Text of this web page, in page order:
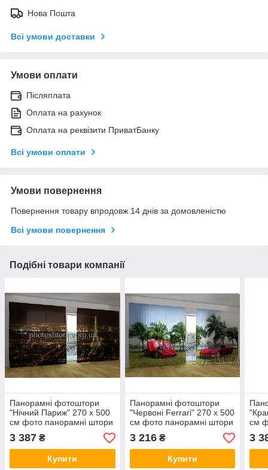
Нова Пошта
Всі умови доставки
Умови оплати
Післяплата
Оплата на рахунок
Оплата на реквізити ПриватБанку
Всі умови оплати
Умови повернення
Повернення товару впродовж 14 днів за домовленістю
Всі умови повернення
Подібні товари компанії
Панорамні фотоштори
"Нічний Париж" 270 х 500
см фото панорамні штори
VE
3 387 ₴
Купити
Панорамні фотоштори
"Червоні Ferrari" 270 х 500
см фото панорамні штори
VE
3 216₴
Купити
см
3